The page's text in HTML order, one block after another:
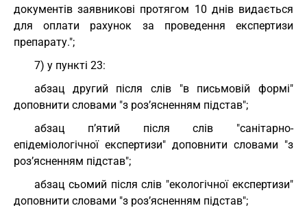
документів заявникові протягом 10 днів видається
для оплати рахунок за проведення експертизи
препарату.";
7) у пункті 23:
абзац другий після слів "в письмовій формі"
доповнити словами "з роз’ясненням підстав";
абзац п’ятий після слів "санітарно-
епідеміологічної експертизи" доповнити словами "з
роз’ясненням підстав";
абзац сьомий після слів "екологічної експертизи"
доповнити словами "з роз’ясненням підстав";